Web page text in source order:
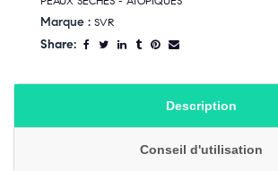
Marque : SVR
Share:
Description
Conseil d'utilisation